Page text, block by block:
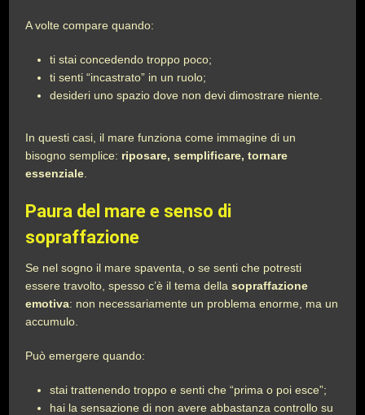
A volte compare quando:
ti stai concedendo troppo poco;
ti senti “incastrato” in un ruolo;
desideri uno spazio dove non devi dimostrare niente.
In questi casi, il mare funziona come immagine di un
bisogno semplice: riposare, semplificare, tornare
essenziale
Paura del mare e senso di
sopraffazione
Se nel sogno il mare spaventa, o se senti che potresti
essere travolto, spesso c’è il tema dellasopraffazione
emotiva: non necessariamente un problema enorme, ma un
accumulo.
Può emergere quando:
stai trattenendo troppo e senti che “prima o poi esce”;
hai la sensazione di non avere abbastanza controllo su